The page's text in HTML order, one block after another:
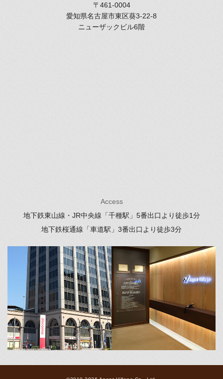
〒461-0004
愛知県名古屋市東区葵3-22-8
ニューザックビル6階
Access
地下鉄東山線・JR中央線「千種駅」 5番出口より徒歩1分
地下鉄桜通線「車道駅」 3番出口より徒歩3分